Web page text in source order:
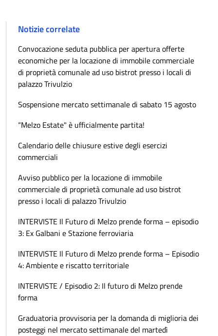
Notizie correlate
Convocazione seduta pubblica per apertura offerte
economiche per la locazione di immobile commerciale
di proprietà comunale ad uso bistrot presso i locali di
palazzo Trivulzio
Sospensione mercato settimanale di sabato 15 agosto
“Melzo Estate" è ufficialmente partita!
Calendario delle chiusure estive degli esercizi
commerciali
Avviso pubblico per la locazione di immobile
commerciale di proprietà comunale ad uso bistrot
presso i locali di palazzo Trivulzio
INTERVISTE Il Futuro di Melzo prende forma – episodio
3: Ex Galbani e Stazione ferroviaria
INTERVISTE Il Futuro di Melzo prende forma – Episodio
4: Ambiente e riscatto territoriale
INTERVISTE / Episodio 2: Il futuro di Melzo prende
forma
Graduatoria provvisoria per la domanda di miglioria dei
posteggi nel mercato settimanale del martedì